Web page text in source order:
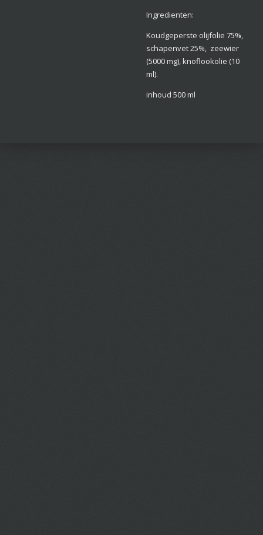
Ingredienten:
Koudgeperste olijfolie 75%,
schapenvet 25%, zeewier
(5000 mg), knoflookolie (10
ml).
inhoud 500 ml